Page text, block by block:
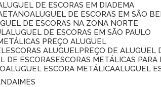
ALUGUEL DE ESCORAS EM DIADEMA
ALUGUEL DE ESCORAS EM SÃO
DE ESCORAS NA ZONA NORTE
ALUGUEL DE ESCORAS EM SÃO PAULO
PREÇO ALUGUEL
ESCORAS ALUGUEL
PREÇO DE ALUGUEL
DE ESCORAS
ESCORAS METÁLICAS
ALUGUEL ESCORA METÁLICA ALUGUEL